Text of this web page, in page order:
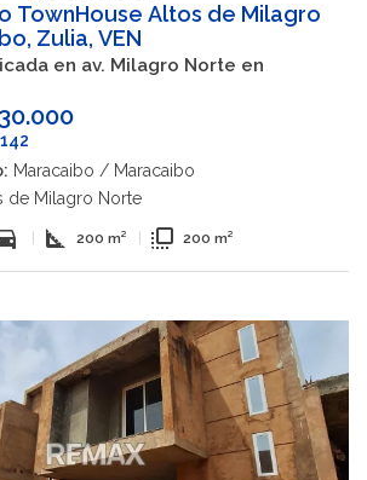
TownHouse Altos de Milagro
Zulia, VEN
en av. Milagro Norte en
Maracaibo / Maracaibo
de Milagro Norte
square_foot 200 m² flip_to_front 200 m²